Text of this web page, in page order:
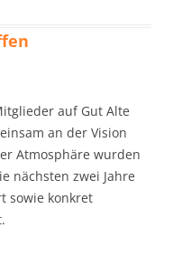
auf Gut Alte
an der Vision
Atmosphäre wurden
nächsten zwei Jahre
sowie konkret